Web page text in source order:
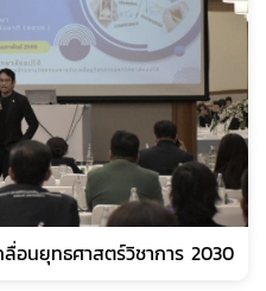
อนยุทธศาสตร์วิชาการ 2030